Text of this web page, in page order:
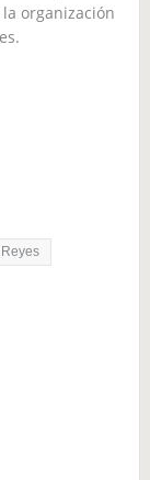
organización